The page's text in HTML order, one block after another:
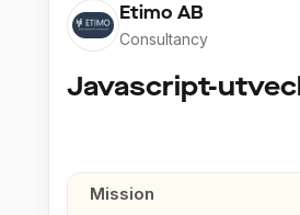
Etimo AB
Consultancy
Javascript-
Mission